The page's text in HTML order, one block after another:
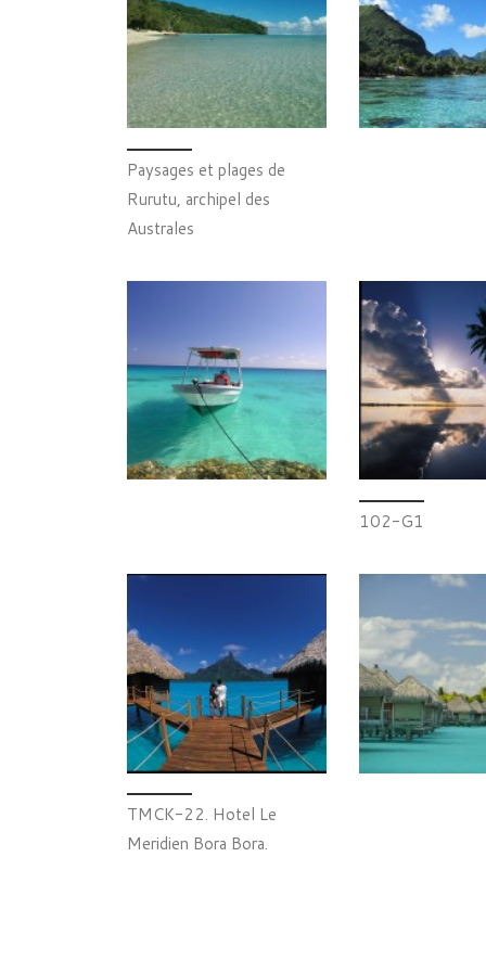
Paysages et plages de
Rurutu, archipel des
Australes
102-G1
TMCK-22. Hotel Le
Meridien Bora Bora.